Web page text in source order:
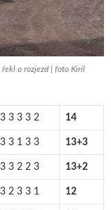
řekl o rozjezd | foto Kiril
3 3 3 3 2 14
3 3 1 3 3 13+3
3 3 2 2 3 13+2
3 2 3 3 1 12